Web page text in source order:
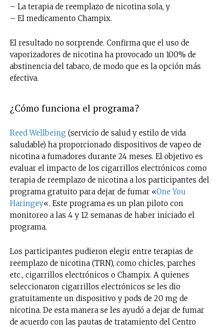
– La terapia de reemplazo de nicotina sola, y
– El medicamento Champix.
El resultado no sorprende. Confirma que el uso de
vaporizadores de nicotina ha provocado un 100% de
abstinencia del tabaco, de modo que es la opción más
efectiva.
¿Cómo funciona el programa?
Reed Wellbeing (servicio de salud y estilo de vida
saludable) ha proporcionado dispositivos de vapeo de
nicotina a fumadores durante 24 meses. El objetivo es
evaluar el impacto de los cigarrillos electrónicos como
terapia de reemplazo de nicotina a los participantes del
programa gratuito para dejar de fumar «One You
Haringey«. Este programa es un plan piloto con
monitoreo a las 4 y 12 semanas de haber iniciado el
programa.
Los participantes pudieron elegir entre terapias de
reemplazo de nicotina (TRN), como chicles, parches
etc., cigarrillos electrónicos o Champix. A quienes
seleccionaron cigarrillos electrónicos se les dio
gratuitamente un dispositivo y pods de 20 mg de
nicotina. De esta manera se les ayudó a dejar de fumar
de acuerdo con las pautas de tratamiento del Centro